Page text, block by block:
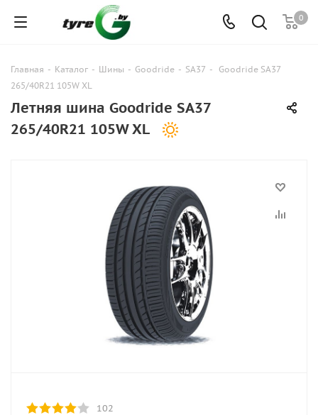
0
Главная - Каталог - Шины - Goodride - SA37 -
Goodride SA37
265/40R21 105W XL
Летняя шина Goodride SA37
265/40R21 105W XL
102